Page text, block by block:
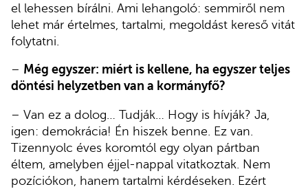
el lehessen bírálni. Ami lehangoló: semmiről nem
lehet már értelmes, tartalmi, megoldást kereső vitát
folytatni.
– Még egyszer: miért is kellene, ha egyszer teljes
döntési helyzetben van a kormányfő?
– Van ez a dolog… Tudják… Hogy is hívják? Ja,
igen: demokrácia! Én hiszek benne. Ez van.
Tizennyolc éves koromtól egy olyan pártban
éltem, amelyben éjjel-nappal vitatkoztak. Nem
pozíciókon, hanem tartalmi kérdéseken. Ezért